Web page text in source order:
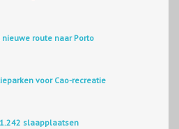
route naar Porto
voor Cao-recreatie
slaapplaatsen